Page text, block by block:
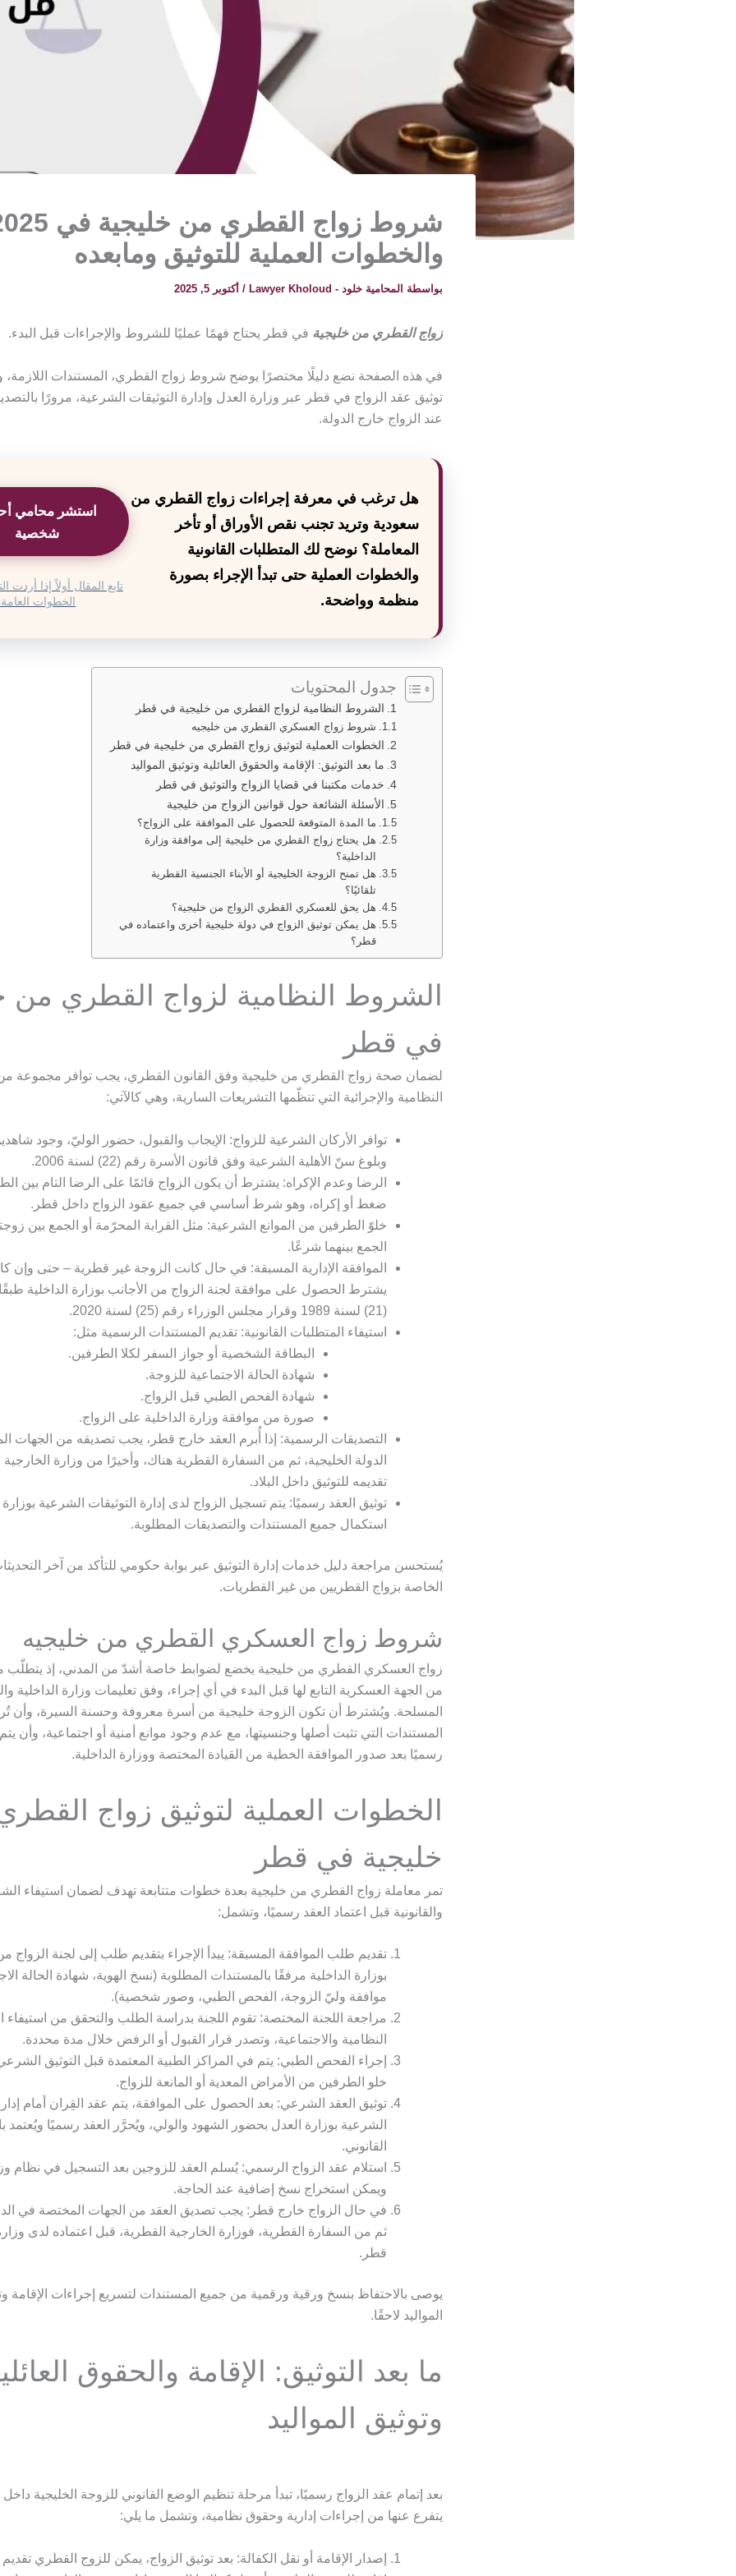
والخطوات العملية للتوثيق ومابعده
بواسطة المحامية خلود - Lawyer Kholoud / أكتوبر 5, 2025
زواج القطري من خليجية في قطر يحتاج فهمًا عمليًا للشروط والإجراءات قبل البدء.
في هذه الصفحة نضع دليلًا مختصرًا يوضح شروط زواج القطري، المستندات
توثيق عقد الزواج في قطر عبر وزارة العدل وإدارة التوثيقات الشرعية، مرورًا
عند الزواج خارج الدولة.
هل ترغب في معرفة إجراءات زواج القطري من
سعودية وتريد تجنب نقص الأوراق أو تأخر
المعاملة؟ نوضح لك المتطلبات القانونية
والخطوات العملية حتى تبدأ الإجراء بصورة
منظمة وواضحة.
استشر محامي
شخصية
تابع المقال أولاً إذا
الخطوات
جدول المحتويات
الشروط النظامية لزواج القطري من خليجية في قطر
شروط زواج العسكري القطري من خليجيه
الخطوات العملية لتوثيق زواج القطري من خليجية في قطر
ما بعد التوثيق: الإقامة والحقوق العائلية وتوثيق المواليد
خدمات مكتبنا في قضايا الزواج والتوثيق في قطر
الأسئلة الشائعة حول قوانين الزواج من خليجية
ما المدة المتوقعة للحصول على الموافقة على الزواج؟
هل يحتاج زواج القطري من خليجية إلى موافقة وزارة
الداخلية؟
هل تمنح الزوجة الخليجية أو الأبناء الجنسية القطرية
تلقائيًا؟
هل يحق للعسكري القطري الزواج من خليجية؟
هل يمكن توثيق الزواج في دولة خليجية أخرى واعتماده في
قطر؟
الشروط النظامية لزواج القطري من
في قطر
لضمان صحة زواج القطري من خليجية وفق القانون القطري، يجب توافر مجموعة
النظامية والإجرائية التي تنظّمها التشريعات السارية، وهي كالآتي:
توافر الأركان الشرعية للزواج: الإيجاب والقبول، حضور الوليّ، وجود
وبلوغ سنّ الأهلية الشرعية وفق قانون الأسرة رقم (22) لسنة 2006.
الرضا وعدم الإكراه: يشترط أن يكون الزواج قائمًا على الرضا التام بين
ضغط أو إكراه، وهو شرط أساسي في جميع عقود الزواج داخل قطر.
خلوّ الطرفين من الموانع الشرعية: مثل القرابة المحرّمة أو الجمع بين
الجمع بينهما شرعًا.
الموافقة الإدارية المسبقة: في حال كانت الزوجة غير قطرية – حتى وإن
يشترط الحصول على موافقة لجنة الزواج من الأجانب بوزارة الداخلية
(21) لسنة 1989 وقرار مجلس الوزراء رقم (25) لسنة 2020.
استيفاء المتطلبات القانونية: تقديم المستندات الرسمية مثل:
البطاقة الشخصية أو جواز السفر لكلا الطرفين.
شهادة الحالة الاجتماعية للزوجة.
شهادة الفحص الطبي قبل الزواج.
صورة من موافقة وزارة الداخلية على الزواج.
التصديقات الرسمية: إذا أُبرم العقد خارج قطر، يجب تصديقه من الجهات
الدولة الخليجية، ثم من السفارة القطرية هناك، وأخيرًا من وزارة
تقديمه للتوثيق داخل البلاد.
توثيق العقد رسميًا: يتم تسجيل الزواج لدى إدارة التوثيقات الشرعية بوزارة
استكمال جميع المستندات والتصديقات المطلوبة.
يُستحسن مراجعة دليل خدمات إدارة التوثيق عبر بوابة حكومي للتأكد من آخر
الخاصة بزواج القطريين من غير القطريات.
شروط زواج العسكري القطري من خليجيه
زواج العسكري القطري من خليجية يخضع لضوابط خاصة أشدّ من المدني، إذ يتطلّب
من الجهة العسكرية التابع لها قبل البدء في أي إجراء، وفق تعليمات وزارة الداخلية
المسلحة. ويُشترط أن تكون الزوجة خليجية من أسرة معروفة وحسنة السيرة، وأن
المستندات التي تثبت أصلها وجنسيتها، مع عدم وجود موانع أمنية أو اجتماعية، وأن يتم
رسميًا بعد صدور الموافقة الخطية من القيادة المختصة ووزارة الداخلية.
الخطوات العملية لتوثيق زواج
خليجية في قطر
تمر معاملة زواج القطري من خليجية بعدة خطوات متتابعة تهدف لضمان استيفاء
والقانونية قبل اعتماد العقد رسميًا، وتشمل:
تقديم طلب الموافقة المسبقة: يبدأ الإجراء بتقديم طلب إلى لجنة الزواج
بوزارة الداخلية مرفقًا بالمستندات المطلوبة (نسخ الهوية، شهادة الحالة
موافقة وليّ الزوجة، الفحص الطبي، وصور شخصية).
مراجعة اللجنة المختصة: تقوم اللجنة بدراسة الطلب والتحقق من
النظامية والاجتماعية، وتصدر قرار القبول أو الرفض خلال مدة محددة.
إجراء الفحص الطبي: يتم في المراكز الطبية المعتمدة قبل التوثيق
خلو الطرفين من الأمراض المعدية أو المانعة للزواج.
توثيق العقد الشرعي: بعد الحصول على الموافقة، يتم عقد القِران أمام
الشرعية بوزارة العدل بحضور الشهود والولي، ويُحرَّر العقد رسميًا ويُعتمد
القانوني.
استلام عقد الزواج الرسمي: يُسلم العقد للزوجين بعد التسجيل في نظام
ويمكن استخراج نسخ إضافية عند الحاجة.
في حال الزواج خارج قطر: يجب تصديق العقد من الجهات المختصة في
ثم من السفارة القطرية، فوزارة الخارجية القطرية، قبل اعتماده لدى
قطر.
يوصى بالاحتفاظ بنسخ ورقية ورقمية من جميع المستندات لتسريع إجراءات الإقامة
المواليد لاحقًا.
ما بعد التوثيق: الإقامة والحقوق
وتوثيق المواليد
بعد إتمام عقد الزواج رسميًا، تبدأ مرحلة تنظيم الوضع القانوني للزوجة الخليجية
يتفرع عنها من إجراءات إدارية وحقوق نظامية، وتشمل ما يلي:
إصدار الإقامة أو نقل الكفالة: بعد توثيق الزواج، يمكن للزوج القطري